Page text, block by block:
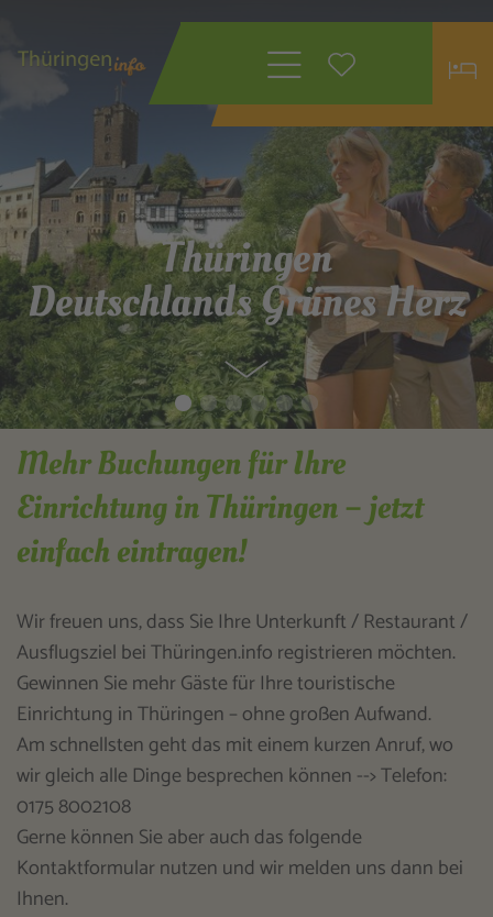
Wonach suchen
Sie?
Thüringen
Deutschlands Grünes Herz
Mehr Buchungen für Ihre
Einrichtung in Thüringen – jetzt
einfach eintragen!
Wir freuen uns, dass Sie Ihre Unterkunft / Restaurant /
Ausflugsziel bei Thüringen.info registrieren möchten.
Gewinnen Sie mehr Gäste für Ihre touristische
Einrichtung in Thüringen – ohne großen Aufwand.
Am schnellsten geht das mit einem kurzen Anruf, wo
wir gleich alle Dinge besprechen können --> Telefon:
0175 8002108
Gerne können Sie aber auch das folgende
Kontaktformular nutzen und wir melden uns dann bei
Ihnen.